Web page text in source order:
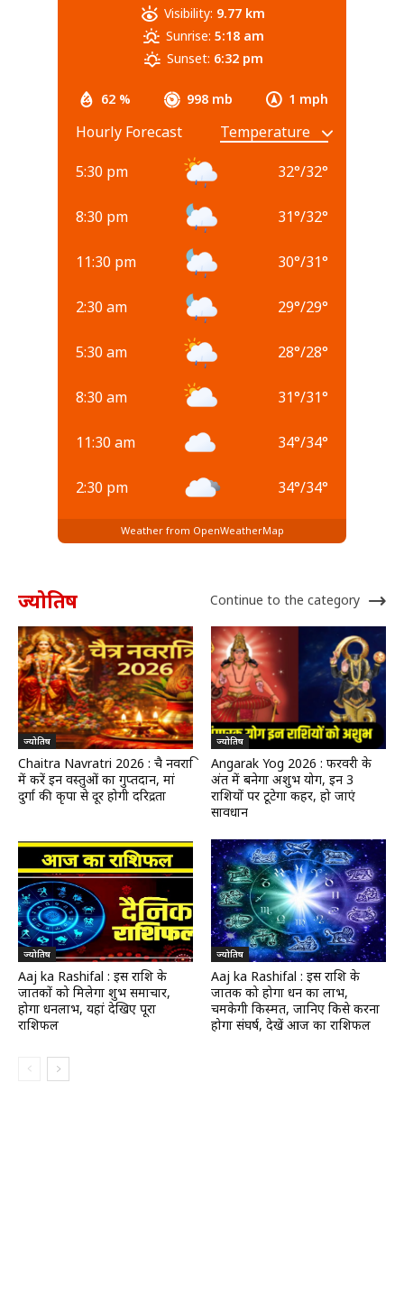
62 % 998 mb 1 mph
Visibility: 9.77 km
Sunrise: 5:18 am
Sunset: 6:32 pm
Hourly Forecast
5:30 pm
32°/32°
8:30 pm 31°/32°
11:30 pm 30°/31°
2:30 am 29°/29°
5:30 am 28°/28°
8:30 am 31°/31°
11:30 am 34°/34°
2:30 pm 34°/34°
Weather from OpenWeatherMap
ज्योतिष Continue to the category
ज्योतिष
Chaitra Navratri 2026 : चैत्र नवरात्रि
में करें इन वस्तुओं का गुप्तदान, मां
दुर्गा की कृपा से दूर होगी दरिद्रता
ज्योतिष
Angarak Yog 2026 : फरवरी के
अंत में बनेगा अशुभ योग, इन 3
राशियों पर टूटेगा कहर, हो जाएं
सावधान
ज्योतिष
Aaj ka Rashifal : इस राशि के
जातकों को मिलेगा शुभ समाचार,
होगा धनलाभ, यहां देखिए पूरा
राशिफल
ज्योतिष
Aaj ka Rashifal : इस राशि के
जातक को होगा धन का लाभ,
चमकेगी किस्मत, जानिए किसे करना
होगा संघर्ष, देखें आज का राशिफल